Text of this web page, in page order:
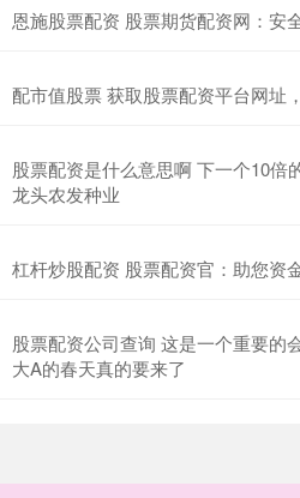
恩施股票配资 股票期货配资网：安
配市值股票 获取股票配资平台网址
股票配资是什么意思啊 下一个10倍
龙头农发种业
杠杆炒股配资 股票配资官：助您资
股票配资公司查询 这是一个重要的
大A的春天真的要来了